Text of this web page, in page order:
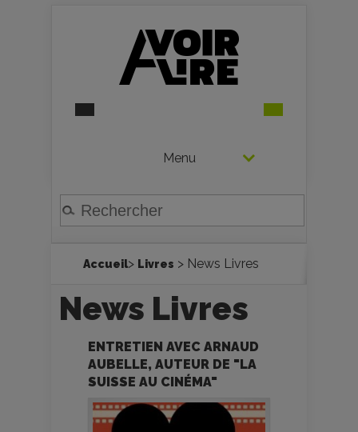
Menu
Accueil> Livres > News Livres
News Livres
ENTRETIEN AVEC ARNAUD
AUBELLE, AUTEUR DE "LA
SUISSE AU CINÉMA"